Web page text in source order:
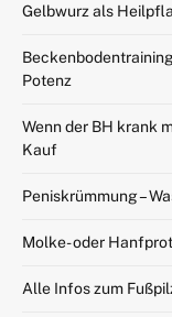
Gelbwurz als
Potenz
Wenn der BH krank
Kauf
Peniskrümmung –
Molke- oder
Alle Infos zum